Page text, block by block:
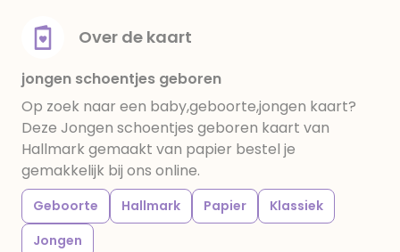
Over de kaart
jongen schoentjes geboren
Op zoek naar een baby,geboorte,jongen kaart?
Deze Jongen schoentjes geboren kaart van
Hallmark gemaakt van papier bestel je
gemakkelijk bij ons online.
Geboorte Hallmark Papier
Klassiek
Jongen